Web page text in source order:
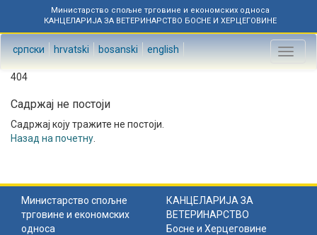
Министарство спољне трговине и економских односа
КАНЦЕЛАРИЈА ЗА ВЕТЕРИНАРСТВО БОСНЕ И ХЕРЦЕГОВИНЕ
српски hrvatski bosanski english
Toggle
404
Садржај не постоји
Садржај коју тражите не постоји.
Назад на почетну
Министарство спољне
трговине и економских
односа
КАНЦЕЛАРИЈА ЗА
ВЕТЕРИНАРСТВО
Босне и Херцеговине